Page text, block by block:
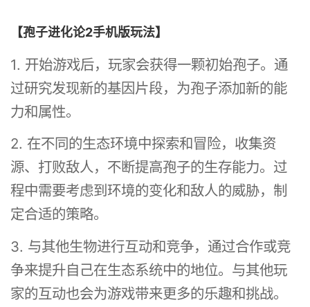
【孢子进化论2手机版玩法】
1. 开始游戏后，玩家会获得一颗初始孢子。通
过研究发现新的基因片段，为孢子添加新的能
力和属性。
2. 在不同的生态环境中探索和冒险，收集资
源、打败敌人，不断提高孢子的生存能力。过
程中需要考虑到环境的变化和敌人的威胁，制
定合适的策略。
3. 与其他生物进行互动和竞争，通过合作或竞
争来提升自己在生态系统中的地位。与其他玩
家的互动也会为游戏带来更多的乐趣和挑战。